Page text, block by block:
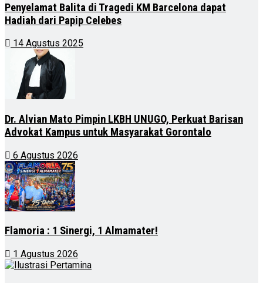
Penyelamat Balita di Tragedi KM Barcelona dapat
Hadiah dari Papip Celebes
14 Agustus 2025
Dr. Alvian Mato Pimpin LKBH UNUGO, Perkuat Barisan
Advokat Kampus untuk Masyarakat Gorontalo
6 Agustus 2026
Flamoria : 1 Sinergi, 1 Almamater!
1 Agustus 2026